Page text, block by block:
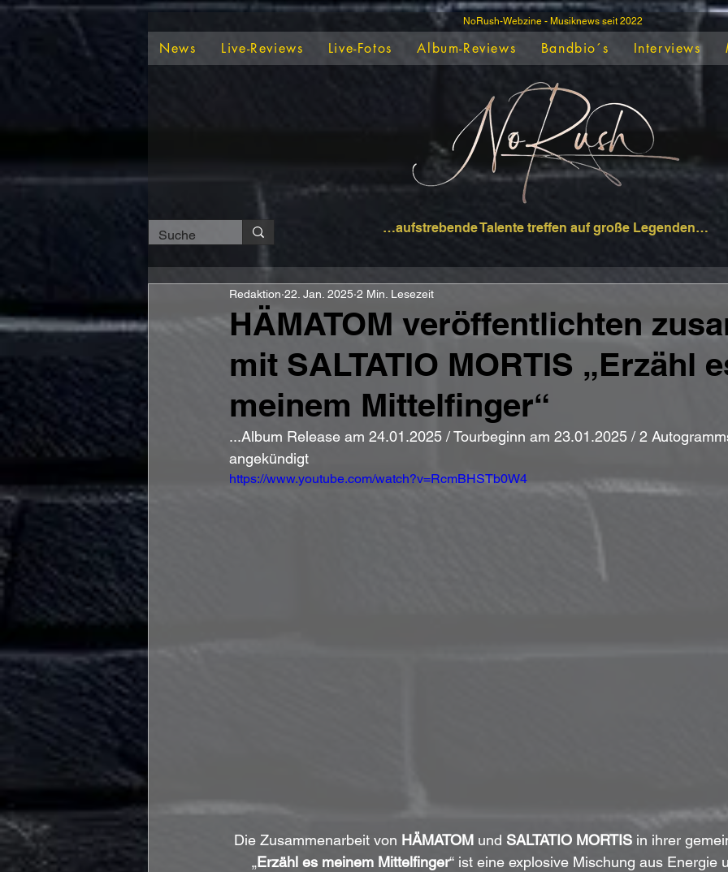
NoRush-Webzine - Musiknews seit 2022
News Live-Reviews Live-Fotos Album-Reviews Bandbio´s Interviews
…aufstrebende Talente treffen auf große Legenden…
HÄMATOM veröffentlichten
mit SALTATIO MORTIS „Erzähl
meinem Mittelfinger“
Redaktion 22. Jan. 2025 2 Min. Lesezeit
...Album Release am 24.01.2025 / Tourbeginn am 23.01.2025 / 2
angekündigt
https://www.youtube.com/watch?v=RcmBHSTb0W4
Die Zusammenarbeit von HÄMATOM und SALTATIO MORTIS in ihrer
„Erzähl es meinem Mittelfinger“ ist eine explosive Mischung aus Energie